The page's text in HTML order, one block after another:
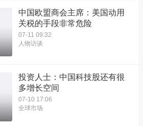
中国欧盟商会主席：美国动用
关税的手段非常危险
07-11 09:32
人物访谈
投资人士：中国科技股还有很
多增长空间
07-10 17:06
全球市场